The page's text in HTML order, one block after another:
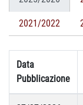
2021/2022
Data
Pubblicazione